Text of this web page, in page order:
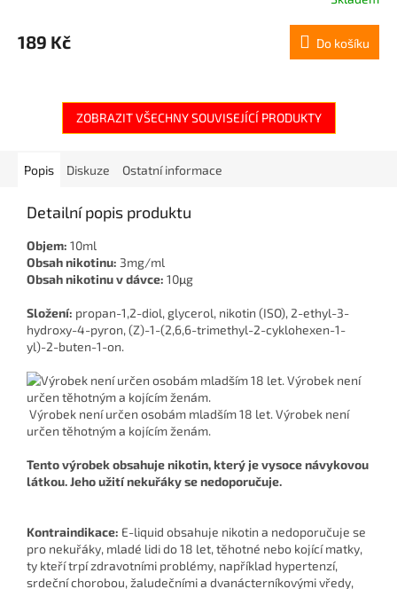
189 Kč Do košíku
ZOBRAZIT VŠECHNY SOUVISEJÍCÍ PRODUKTY
Popis Diskuze Ostatní informace
Detailní popis produktu
Objem: 10ml
Obsah nikotinu: 3mg/ml
Obsah nikotinu v dávce: 10μg
Složení: propan-1,2-diol, glycerol, nikotin (ISO), 2-ethyl-3-
hydroxy-4-pyron, (Z)-1-(2,6,6-trimethyl-2-cyklohexen-1-
yl)-2-buten-1-on.
Výrobek není určen osobám mladším 18 let. Výrobek není
určen těhotným a kojícím ženám.
Tento výrobek obsahuje nikotin, který je vysoce návykovou
látkou. Jeho užití nekuřáky se nedoporučuje.
Kontraindikace: E-liquid obsahuje nikotin a nedoporučuje se
pro nekuřáky, mladé lidi do 18 let, těhotné nebo kojící matky,
ty kteří trpí zdravotními problémy, například hypertenzí,
srdeční chorobou, žaludečními a dvanácterníkovými vředy,